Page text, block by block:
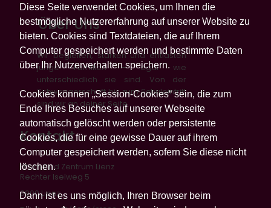
Diese Seite verwendet Cookies, um Ihnen die
bestmögliche Nutzererfahrung auf unserer Website zu
bieten. Cookies sind Textdateien, die auf Ihrem
Computer gespeichert werden und bestimmte Daten
über Ihr Nutzerverhalten speichern.
Cookies können „Session-Cookies“ sein, die zum
Ende Ihres Besuches auf unserer Webseite
automatisch gelöscht werden oder persistente
Cookies, die für eine gewisse Dauer auf ihrem
Computer gespeichert werden, sofern Sie diese nicht
löschen.
Dann ist es uns möglich, Ihren Browser beim
Über Uns
Wir begleiten, stärken und entlasten
junge Familien – egal wie
unterschiedlich sie sind. Von der
Schwangerschaft bis zum Schuleintritt
sind wir an deiner Seite.
Kontakt
Eltern Kind Zentrum Lienz
Rechter Iselweg 5
9900 Lienz